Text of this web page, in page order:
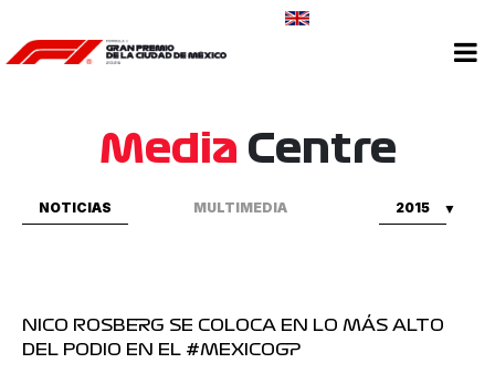
Media Centre
NOTICIAS MULTIMEDIA 2015
NICO ROSBERG SE COLOCA EN LO MÁS ALTO
DEL PODIO EN EL #MEXICOGP